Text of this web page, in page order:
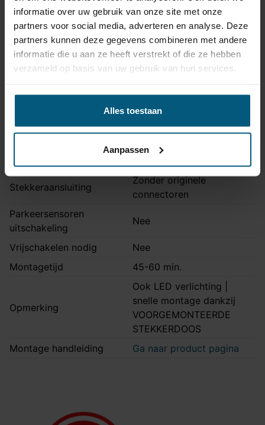
informatie over uw gebruik van onze site met onze
partners voor social media, adverteren en analyse. Deze
partners kunnen deze gegevens combineren met andere
informatie die u aan ze heeft verstrekt of die ze hebben
verzameld op basis van uw gebruik van hun services.
Alles toestaan
Aanpassen
Opmerking
Ook voor Quattro en S-
Line modellen
Montage handleiding
AHA 18A
Kabelset specificatie
Stekkeraansluiting
Zonder originele
connectoren
Parkeersensoren
uitschakeling
Nee
Vrijschakelen nodig
Nee
Montagetijd
45-60 min.
Opmerking
Ook LED verlichting |
snelle montage dankzij
VOORGEMONTEERDE
STEKKERDOOS
Montage handleiding
Ga naar product pagina